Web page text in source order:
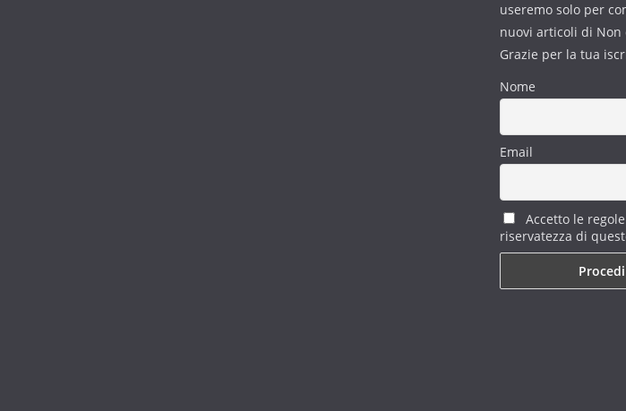
useremo solo per
nuovi articoli di Non
Grazie per la tua
Nome
Email
Accetto le
riservatezza di